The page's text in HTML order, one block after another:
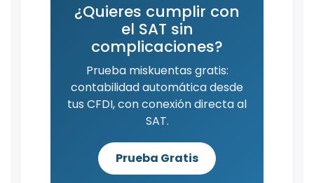
¿Quieres cumplir con
el SAT sin
complicaciones?
Prueba miskuentas gratis:
contabilidad automática desde
tus CFDI, con conexión directa al
SAT.
Prueba Gratis